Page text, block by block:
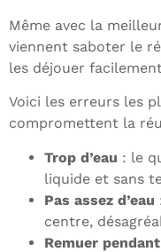
Même avec la
viennent saboter le
les déjouer
Voici les erreurs les
compromettent la
Trop d’eau : le
liquide et sans
Pas assez d’eau
centre,
Remuer